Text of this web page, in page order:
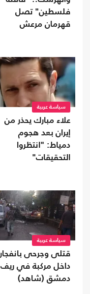
فلسطين" تصل
قهرمان مرعش
سياسة عربية
علاء مبارك يحذر من
إيران بعد هجوم
دمياط: "انتظروا
التحقيقات"
سياسة عربية
قتلى وجرحى بانفجار
داخل مركبة في ريف
دمشق (شاهد)